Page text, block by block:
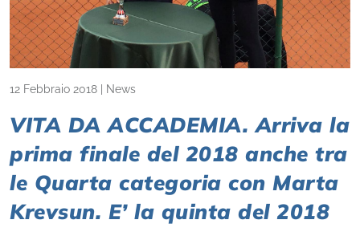
12 Febbraio 2018 News
VITA DA ACCADEMIA. Arriva la
prima finale del 2018 anche tra
le Quarta categoria con Marta
Krevsun. E’ la quinta del 2018